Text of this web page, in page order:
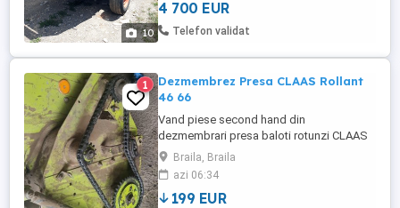
10
functionare. Tine presiunea pe ceas nu
scade!! Import recent.Nefolosita in
4 700 EUR
Telefon validat
1
Dezmembrez Presa CLAAS Rollant
46 66
Vand piese second hand din
dezmembrari presa baloti rotunzi CLAAS
ROLLANT 44 62 46 66. Tel O723 * * 894 * *
499
Braila, Braila
azi 06:34
199 EUR